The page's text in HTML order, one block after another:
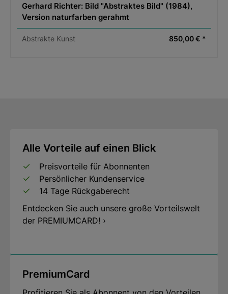
Gerhard Richter: Bild "Abstraktes Bild" (1984),
Version naturfarben gerahmt
Abstrakte Kunst 850,00 € *
Alle Vorteile auf einen Blick
Preisvorteile für Abonnenten
Persönlicher Kundenservice
14 Tage Rückgaberecht
Entdecken Sie auch unsere große Vorteilswelt
der PREMIUMCARD! ›
PremiumCard